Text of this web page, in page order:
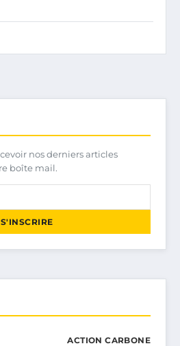
nos derniers articles
boîte mail.
S'INSCRIRE
ACTION CARBONE